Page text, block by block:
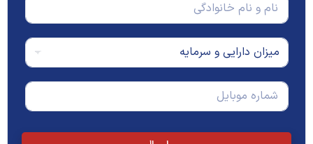
م
و
ا
م
خ
ا
و
م
ز
ا
د
ر
ت
ف